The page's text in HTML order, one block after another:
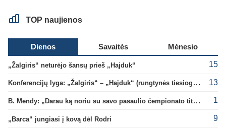
TOP naujienos
Dienos Savaitės Mėnesio
„Žalgiris“ neturėjo šansų prieš „Hajduk“ 15
Konferencijų lyga: „Žalgiris“ – „Hajduk“ (rungtynės tiesiogiai) 13
B. Mendy: „Darau ką noriu su savo pasaulio čempionato titulu“ 1
„Barca“ jungiasi į kovą dėl Rodri 9